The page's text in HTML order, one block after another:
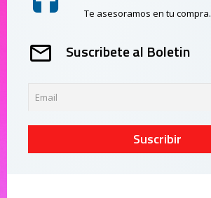
Te asesoramos en tu compra.
Suscribete al Boletin
Suscribir